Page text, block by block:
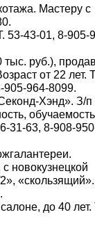
Мастеру с
53-43-01, 8-905-
тыс. руб.),
от 22 лет.
905-964-8099.
Хэнд». З/
31-63, 8-908-
новокузнецкой
«скользящий».
до 40 лет.